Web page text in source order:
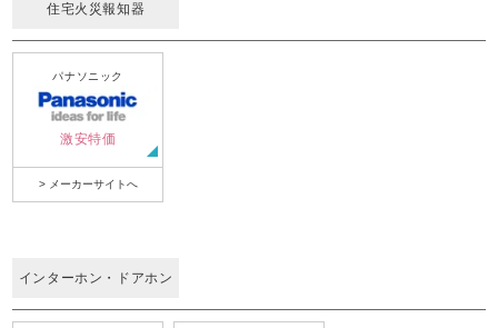
住宅火災報知器
パナソニック
激安特価
> メーカーサイトへ
インターホン・ドアホン